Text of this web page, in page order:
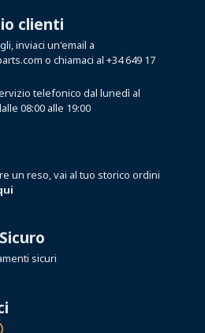
clienti
inviaci un'email a
o chiamaci al +34 649 17
telefonico dal lunedì al
08:00 alle 19:00
un reso, vai al tuo storico ordini
sicuri